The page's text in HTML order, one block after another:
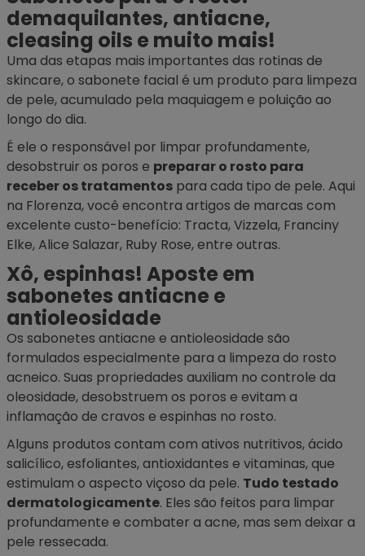
demaquilantes, antiacne,
cleasing oils e muito mais!
Uma das etapas mais importantes das rotinas de
skincare, o sabonete facial é um produto para limpeza
de pele, acumulado pela maquiagem e poluição ao
longo do dia.
É ele o responsável por limpar profundamente,
desobstruir os poros e preparar o rosto para
receber os tratamentos para cada tipo de pele. Aqui
na Florenza, você encontra artigos de marcas com
excelente custo-benefício: Tracta, Vizzela, Franciny
Elke, Alice Salazar, Ruby Rose, entre outras.
Xô, espinhas! Aposte em
sabonetes antiacne e
antioleosidade
Os sabonetes antiacne e antioleosidade são
formulados especialmente para a limpeza do rosto
acneico. Suas propriedades auxiliam no controle da
oleosidade, desobstruem os poros e evitam a
inflamação de cravos e espinhas no rosto.
Alguns produtos contam com ativos nutritivos, ácido
salicílico,esfoliantes, antioxidantes e vitaminas, que
estimulam o aspecto viçoso da pele. Tudo testado
dermatologicamente. Eles são feitos para limpar
profundamente e combater a acne, mas sem deixar a
pele ressecada.